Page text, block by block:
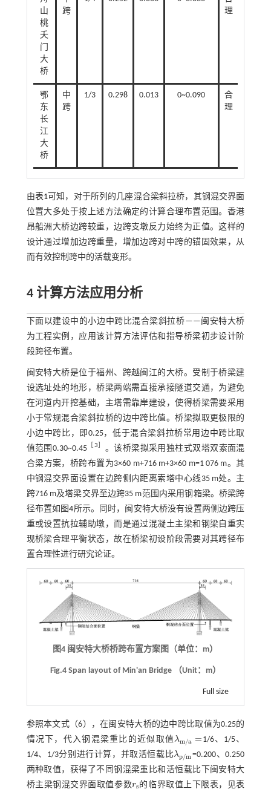
山
桃
夭
门
大
桥
跨
理
鄂
东
长
江
大
桥
中
跨
1/3 0.298 0.013 0~0.090
合
理
由表1可知，对于所列的几座混合梁斜拉桥，其钢混交界面
位置大多处于按上述方法确定的计算合理布置范围。香港
昂船洲大桥边跨较重，边跨支墩反力始终为正值。这样的
设计通过增加边跨重量，增加边跨对中跨的锚固效果，从
而有效控制跨中的活载变形。
4 计算方法应用分析
下面以建设中的小边中跨比混合梁斜拉桥——闽安特大桥
为工程实例，应用该计算方法评估和指导桥梁初步设计阶
段跨径布置。
闽安特大桥是位于福州、跨越闽江的大桥。受制于桥梁建
设选址处的地形，桥梁两端需直接承接隧道交通，为避免
在河道内开挖基础，主塔需靠岸建设，使得桥梁需要采用
小于常规混合梁斜拉桥的边中跨比值。桥梁拟取更极限的
小边中跨比，即0.25，低于混合梁斜拉桥常用边中跨比取
值范围0.30~0.45 ［3］ 。该桥梁拟采用独柱式双塔双索面混
合梁方案，桥跨布置为3×60 m+716 m+3×60 m=1 076 m。其
中钢混交界面设置在边跨侧内距离索塔中心线35 m处。主
跨716 m及塔梁交界至边跨35 m范围内采用钢箱梁。桥梁跨
径布置如 图4所示。同时，闽安特大桥没有设置两侧边跨压
重或设置抗拉辅助墩，而是通过混凝土主梁和钢梁自重实
现桥梁合理平衡状态，故在桥梁初设阶段需要对其跨径布
置合理性进行研究论证。
图4 闽安特大桥桥跨布置方案图（单位：m）
Fig.4 Span layout of Min'an Bridge （Unit：m）
Full size
参照本文式（6）
，在闽安特大桥的边中跨比取值为0.25的
情况下，代入钢混梁重比的近似取值λm/a =
λm/a =
1/6、1/5、
1/4、1/3分别进行计算，并取活恒载比λp/m
λp/m=0.200、0.250
两种取值，获得了不同钢混梁重比和活恒载比下闽安特大
桥主梁钢混交界面取值参数rs
rs 的临界取值上下限表，见表